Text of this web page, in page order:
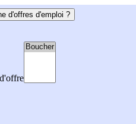
d'offres d'emploi ?